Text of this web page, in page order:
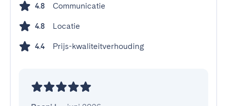
4.8 Communicatie
4.8 Locatie
4.4 Prijs-kwaliteitverhouding